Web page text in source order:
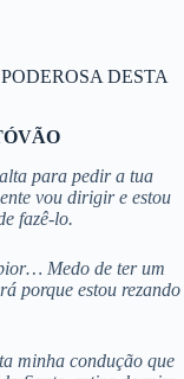
DESTA
para pedir a tua
vou dirigir e estou
fazê-lo.
Medo de ter um
porque estou rezando
minha condução que